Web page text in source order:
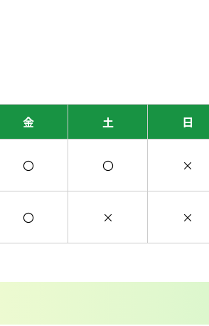
金 土 日
〇 〇 ×
〇 × ×